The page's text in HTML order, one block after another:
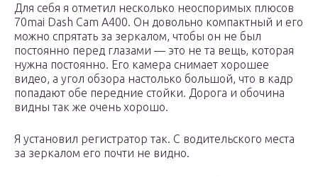
Для себя я отметил несколько неоспоримых плюсов
70mai Dash Cam A400. Он довольно компактный и его
можно спрятать за зеркалом, чтобы он не был
постоянно перед глазами — это не та вещь, которая
нужна постоянно. Его камера снимает хорошее
видео, а угол обзора настолько большой, что в кадр
попадают обе передние стойки. Дорога и обочина
видны так же очень хорошо.
Я установил регистратор так. С водительского места
за зеркалом его почти не видно.